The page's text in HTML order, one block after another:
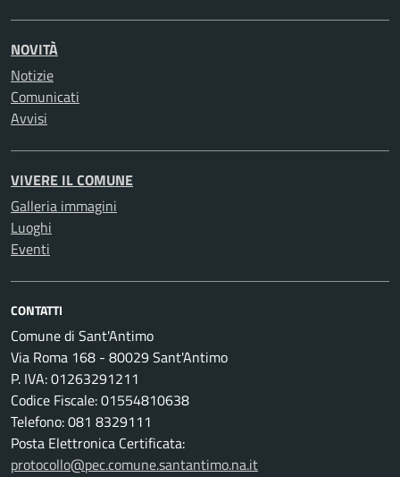
NOVITÀ
Notizie
Comunicati
Avvisi
VIVERE IL COMUNE
Galleria immagini
Luoghi
Eventi
CONTATTI
Comune di Sant'Antimo
Via Roma 168 - 80029 Sant'Antimo
P. IVA: 01263291211
Codice Fiscale: 01554810638
Telefono: 081 8329111
Posta Elettronica Certificata:
protocollo@pec.comune.santantimo.na.it